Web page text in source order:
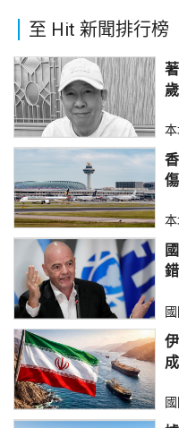
至 Hit 新聞排行榜
著
歲